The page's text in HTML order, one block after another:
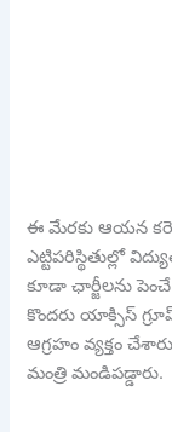
ఈ మేర‌కు ఆయ‌న
ఎట్టిప‌రిస్థితుల్లో
కూడా ఛార్జీల‌ను
కొంద‌రు యాక్సిస్
ఆగ్ర‌హం వ్య‌క్తం
మంత్రి మండిప‌డ్డారు.